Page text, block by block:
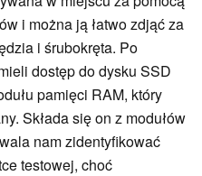
i można ją łatwo zdjąć za
i śrubokręta. Po
dostęp do dysku SSD
pamięci RAM, który
Składa się on z modułów
nam zidentyfikować
testowej, choć